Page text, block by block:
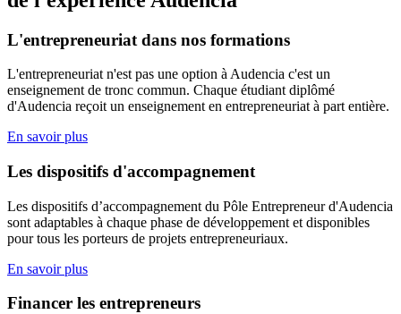
L'entrepreneuriat dans nos formations
L'entrepreneuriat n'est pas une option à Audencia c'est un
enseignement de tronc commun. Chaque étudiant diplômé
d'Audencia reçoit un enseignement en entrepreneuriat à part entière.
En savoir plus
Les dispositifs d'accompagnement
Les dispositifs d’accompagnement du Pôle Entrepreneur d'Audencia
sont adaptables à chaque phase de développement et disponibles
pour tous les porteurs de projets entrepreneuriaux.
En savoir plus
Financer les entrepreneurs